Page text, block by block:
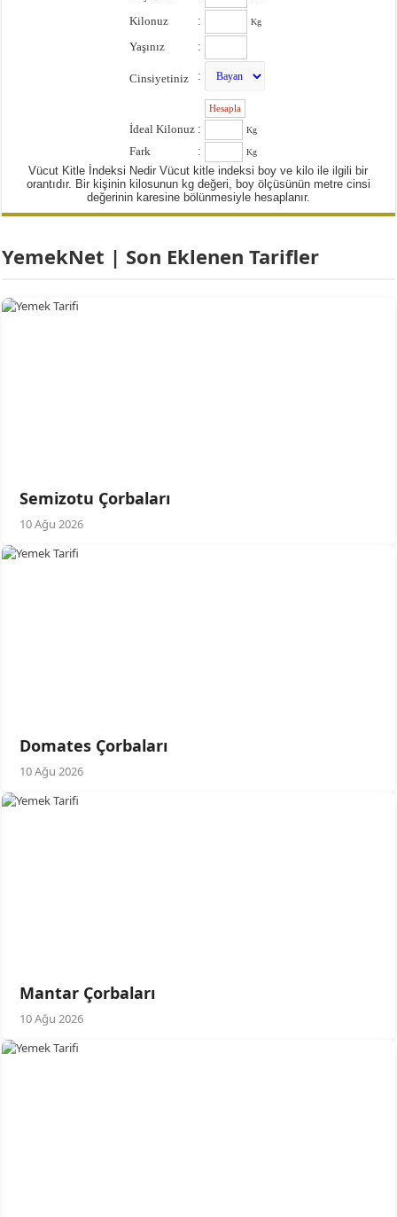
Kilonuz : Kg
Yaşınız :
Cinsiyetiniz :
İdeal Kilonuz : Kg
Fark : Kg
Vücut Kitle İndeksi Nedir Vücut kitle indeksi boy ve kilo ile ilgili bir
orantıdır. Bir kişinin kilosunun kg değeri, boy ölçüsünün metre cinsi
değerinin karesine bölünmesiyle hesaplanır.
YemekNet | Son Eklenen Tarifler
Semizotu Çorbaları
10 Ağu 2026
Domates Çorbaları
10 Ağu 2026
Mantar Çorbaları
10 Ağu 2026